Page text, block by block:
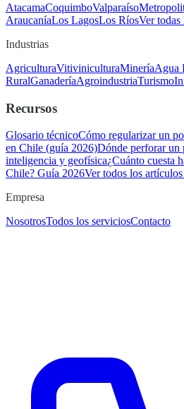
AtacamaCoquimboValparaíso
AraucaníaLos LagosLos RíosVer
Industrias
AgriculturaVitiviniculturaMineríaAgua
RuralGanaderíaAgroindustriaTurismo
Recursos
Glosario técnicoCómo regularizar un
en Chile (guía 2026)Dónde perforar un
inteligencia y geofísica¿Cuánto cuesta
Chile? Guía 2026Ver todos los
Empresa
NosotrosTodos los serviciosContacto